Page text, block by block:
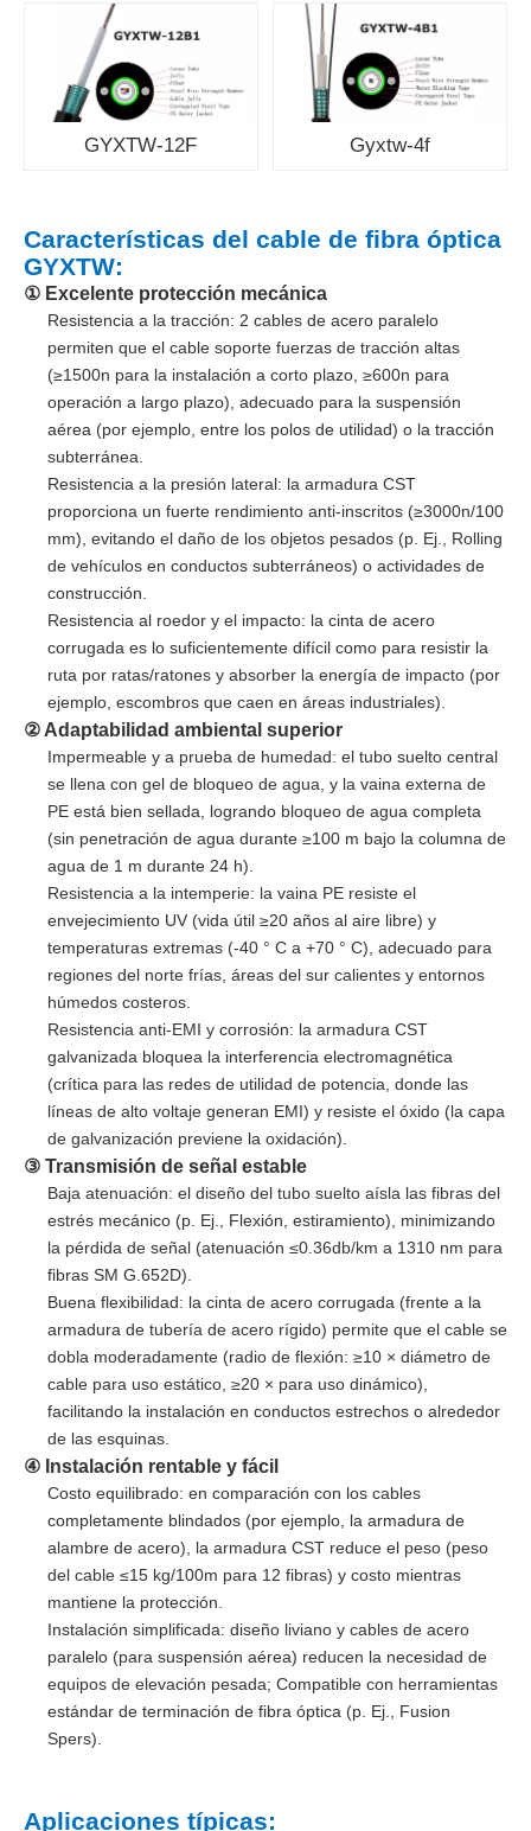
GYXTW-12F Gyxtw-4f
Características del cable de fibra óptica
GYXTW:
① Excelente protección mecánica
Resistencia a la tracción: 2 cables de acero paralelo
permiten que el cable soporte fuerzas de tracción altas
(≥1500n para la instalación a corto plazo, ≥600n para
operación a largo plazo), adecuado para la suspensión
aérea (por ejemplo, entre los polos de utilidad) o la tracción
subterránea.
Resistencia a la presión lateral: la armadura CST
proporciona un fuerte rendimiento anti-inscritos (≥3000n/100
mm), evitando el daño de los objetos pesados ​​(p. Ej., Rolling
de vehículos en conductos subterráneos) o actividades de
construcción.
Resistencia al roedor y el impacto: la cinta de acero
corrugada es lo suficientemente difícil como para resistir la
ruta por ratas/ratones y absorber la energía de impacto (por
ejemplo, escombros que caen en áreas industriales).
② Adaptabilidad ambiental superior
Impermeable y a prueba de humedad: el tubo suelto central
se llena con gel de bloqueo de agua, y la vaina externa de
PE está bien sellada, logrando bloqueo de agua completa
(sin penetración de agua durante ≥100 m bajo la columna de
agua de 1 m durante 24 h).
Resistencia a la intemperie: la vaina PE resiste el
envejecimiento UV (vida útil ≥20 años al aire libre) y
temperaturas extremas (-40 ° C a +70 ° C), adecuado para
regiones del norte frías, áreas del sur calientes y entornos
húmedos costeros.
Resistencia anti-EMI y corrosión: la armadura CST
galvanizada bloquea la interferencia electromagnética
(crítica para las redes de utilidad de potencia, donde las
líneas de alto voltaje generan EMI) y resiste el óxido (la capa
de galvanización previene la oxidación).
③ Transmisión de señal estable
Baja atenuación: el diseño del tubo suelto aísla las fibras del
estrés mecánico (p. Ej., Flexión, estiramiento), minimizando
la pérdida de señal (atenuación ≤0.36db/km a 1310 nm para
fibras SM G.652D).
Buena flexibilidad: la cinta de acero corrugada (frente a la
armadura de tubería de acero rígido) permite que el cable se
dobla moderadamente (radio de flexión: ≥10 × diámetro de
cable para uso estático, ≥20 × para uso dinámico),
facilitando la instalación en conductos estrechos o alrededor
de las esquinas.
④ Instalación rentable y fácil
Costo equilibrado: en comparación con los cables
completamente blindados (por ejemplo, la armadura de
alambre de acero), la armadura CST reduce el peso (peso
del cable ≤15 kg/100m para 12 fibras) y costo mientras
mantiene la protección.
Instalación simplificada: diseño liviano y cables de acero
paralelo (para suspensión aérea) reducen la necesidad de
equipos de elevación pesada; Compatible con herramientas
estándar de terminación de fibra óptica (p. Ej., Fusion
Spers).
Aplicaciones típicas: